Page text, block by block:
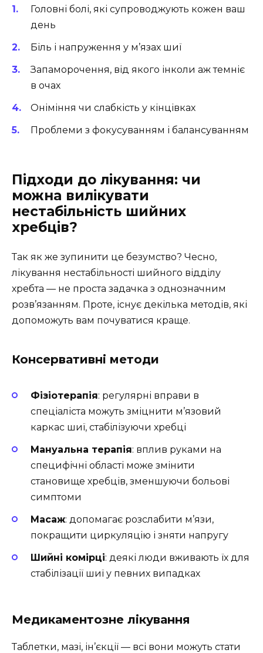
Головні болі, які супроводжують кожен ваш
день
Біль і напруження у м’язах шиї
Запаморочення, від якого інколи аж темніє
в очах
Оніміння чи слабкість у кінцівках
Проблеми з фокусуванням і балансуванням
Підходи до лікування: чи
можна вилікувати
нестабільність шийних
хребців?
Так як же зупинити це безумство? Чесно,
лікування нестабільності шийного відділу
хребта — не проста задачка з однозначним
розв’язанням. Проте, існує декілька методів, які
допоможуть вам почуватися краще.
Консервативні методи
Фізіотерапія: регулярні вправи в
спеціаліста можуть зміцнити м’язовий
каркас шиї, стабілізуючи хребці
Мануальна терапія: вплив руками на
специфічні області може змінити
становище хребців, зменшуючи больові
симптоми
Масаж: допомагає розслабити м’язи,
покращити циркуляцію і зняти напругу
Шийні комірці: деякі люди вживають їх для
стабілізації шиї у певних випадках
Медикаментозне лікування
Таблетки, мазі, ін’єкції — всі вони можуть стати